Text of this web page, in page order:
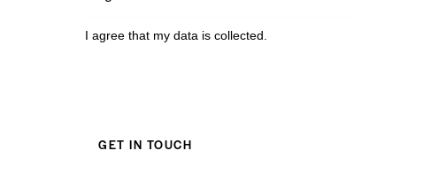
I agree that my data iscollected